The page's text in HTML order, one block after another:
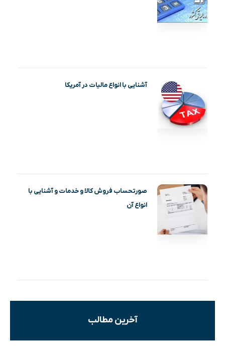
آشنایی با انواع مالیات در آمریکا
صورتحساب فروش کالا و خدمات و آشنایی با
انواع آن
آخرین مطالب